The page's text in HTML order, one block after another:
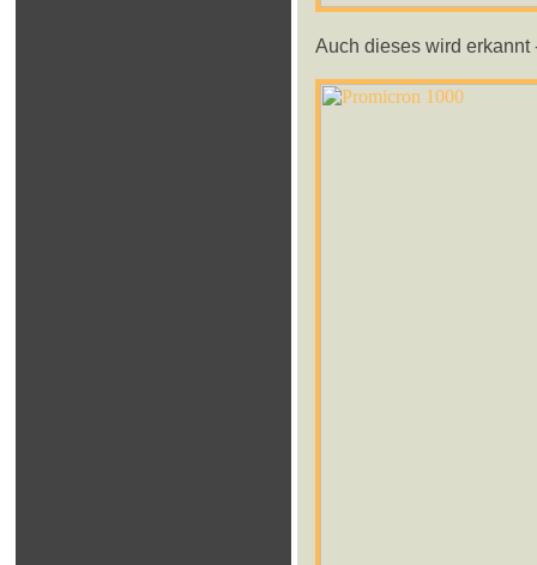
Auch dieses wird